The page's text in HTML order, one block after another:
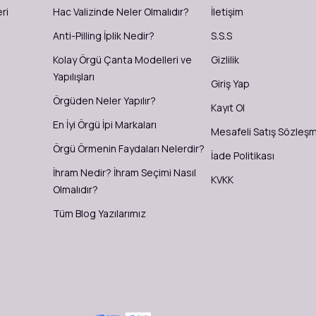
Hac Valizinde Neler Olmalıdır?
Anti-Pilling İplik Nedir?
Kolay Örgü Çanta Modelleri ve
Yapılışları
Örgüden Neler Yapılır?
En İyi Örgü İpi Markaları
Örgü Örmenin Faydaları Nelerdir?
İhram Nedir? İhram Seçimi Nasıl
Olmalıdır?
Tüm Blog Yazılarımız
İletişim
S.S.S
Gizlilik
Giriş Yap
Kayıt Ol
Mesafeli Satış
İade Politikası
KVKK